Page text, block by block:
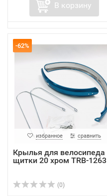
В корзину
-62%
избранное сравнить
Крылья для велосипеда
щитки 20 хром TRB-1263
(0)